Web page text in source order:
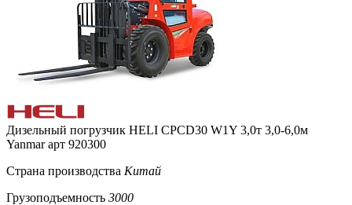
Дизельный погрузчик HELI CPCD30 W1Y 3,0т 3,0-6,0м
Yanmar арт 920300
Страна производства Китай
Грузоподъемность 3000